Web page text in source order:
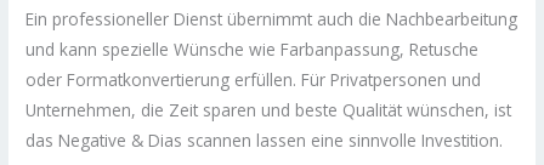
Ein professioneller Dienst übernimmt auch die Nachbearbeitung
und kann spezielle Wünsche wie Farbanpassung, Retusche
oder Formatkonvertierung erfüllen. Für Privatpersonen und
Unternehmen, die Zeit sparen und beste Qualität wünschen, ist
das Negative & Dias scannen lassen eine sinnvolle Investition.